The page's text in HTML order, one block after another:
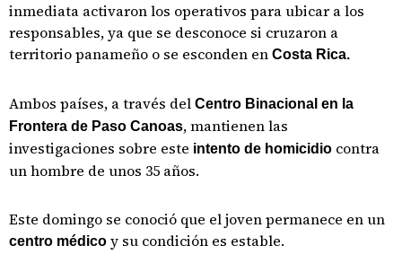
inmediata activaron los operativos para ubicar a los
responsables, ya que se desconoce si cruzaron a
territorio panameño o se esconden en Costa Rica.
Ambos países, a través del Centro Binacional en la
Frontera de Paso Canoas, mantienen las
investigaciones sobre este intento de homicidio contra
un hombre de unos 35 años.
Este domingo se conoció que el joven permanece en un
centro médico y su condición es estable.